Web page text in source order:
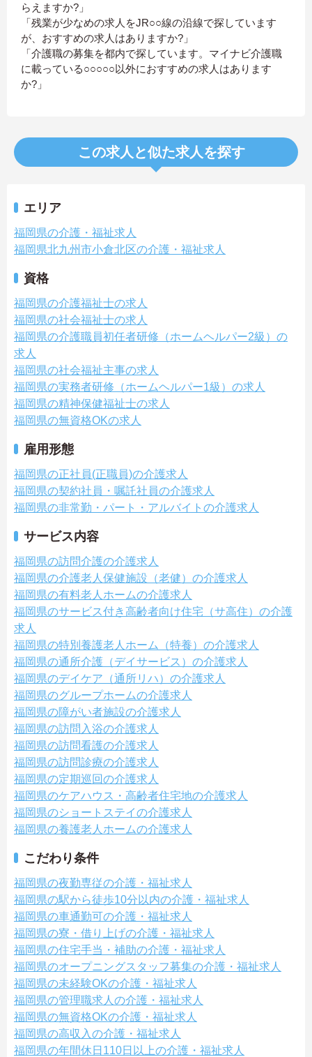
らえますか?」
「残業が少なめの求人をJR○○線の沿線で探しています
が、おすすめの求人はありますか?」
「介護職の募集を都内で探しています。マイナビ介護職
に載っている○○○○○以外におすすめの求人はあります
か?」
この求人と似た求人を探す
エリア
福岡県の介護・福祉求人
福岡県北九州市小倉北区の介護・福祉求人
資格
福岡県の介護福祉士の求人
福岡県の社会福祉士の求人
福岡県の介護職員初任者研修（ホームヘルパー2級）の
求人
福岡県の社会福祉主事の求人
福岡県の実務者研修（ホームヘルパー1級）の求人
福岡県の精神保健福祉士の求人
福岡県の無資格OKの求人
雇用形態
福岡県の正社員(正職員)の介護求人
福岡県の契約社員・嘱託社員の介護求人
福岡県の非常勤・パート・アルバイトの介護求人
サービス内容
福岡県の訪問介護の介護求人
福岡県の介護老人保健施設（老健）の介護求人
福岡県の有料老人ホームの介護求人
福岡県のサービス付き高齢者向け住宅（サ高住）の介護
求人
福岡県の特別養護老人ホーム（特養）の介護求人
福岡県の通所介護（デイサービス）の介護求人
福岡県のデイケア（通所リハ）の介護求人
福岡県のグループホームの介護求人
福岡県の障がい者施設の介護求人
福岡県の訪問入浴の介護求人
福岡県の訪問看護の介護求人
福岡県の訪問診療の介護求人
福岡県の定期巡回の介護求人
福岡県のケアハウス・高齢者住宅地の介護求人
福岡県のショートステイの介護求人
福岡県の養護老人ホームの介護求人
こだわり条件
福岡県の夜勤専従の介護・福祉求人
福岡県の駅から徒歩10分以内の介護・福祉求人
福岡県の車通勤可の介護・福祉求人
福岡県の寮・借り上げの介護・福祉求人
福岡県の住宅手当・補助の介護・福祉求人
福岡県のオープニングスタッフ募集の介護・福祉求人
福岡県の未経験OKの介護・福祉求人
福岡県の管理職求人の介護・福祉求人
福岡県の無資格OKの介護・福祉求人
福岡県の高収入の介護・福祉求人
福岡県の年間休日110日以上の介護・福祉求人